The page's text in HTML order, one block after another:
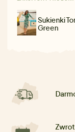
Sukienki
Green